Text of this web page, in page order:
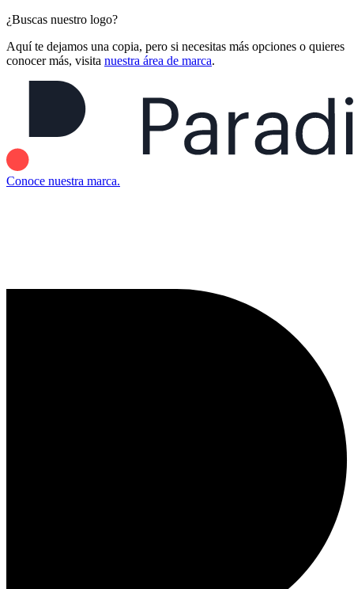
¿Buscas nuestro logo?
Aquí te dejamos una copia, pero si necesitas más opciones o quieres
conocer más, visita nuestra área de marca.
Conoce nuestra marca.